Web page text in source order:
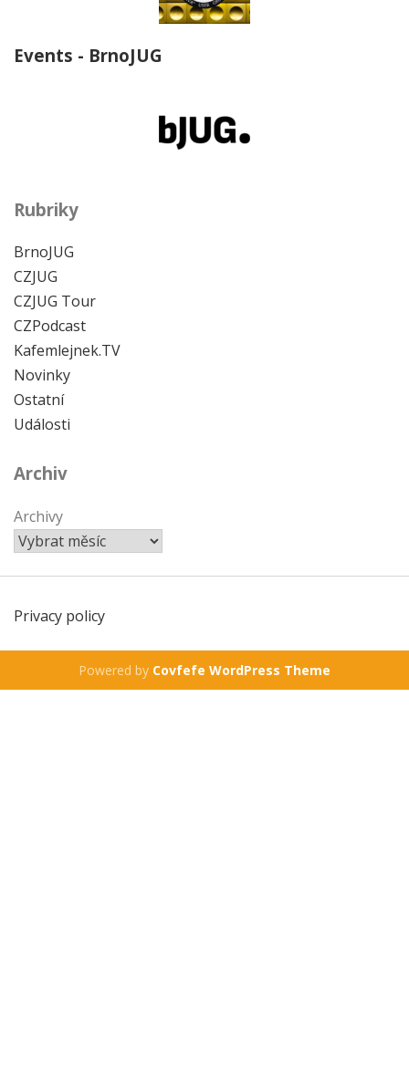
Events - BrnoJUG
Rubriky
BrnoJUG
CZJUG
CZJUG Tour
CZPodcast
Kafemlejnek.TV
Novinky
Ostatní
Události
Archiv
Archivy
Privacy policy
Powered by Covfefe WordPress Theme